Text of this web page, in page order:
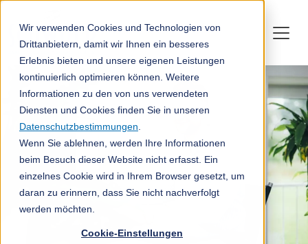
Wir verwenden Cookies und Technologien von
Drittanbietern, damit wir Ihnen ein besseres
Erlebnis bieten und unsere eigenen Leistungen
kontinuierlich optimieren können. Weitere
Informationen zu den von uns verwendeten
Diensten und Cookies finden Sie in unseren
Datenschutzbestimmungen
Wenn Sie ablehnen, werden Ihre Informationen
beim Besuch dieser Website nicht erfasst. Ein
einzelnes Cookie wird in Ihrem Browser gesetzt, um
daran zu erinnern, dass Sie nicht nachverfolgt
werden möchten.
Cookie-Einstellungen